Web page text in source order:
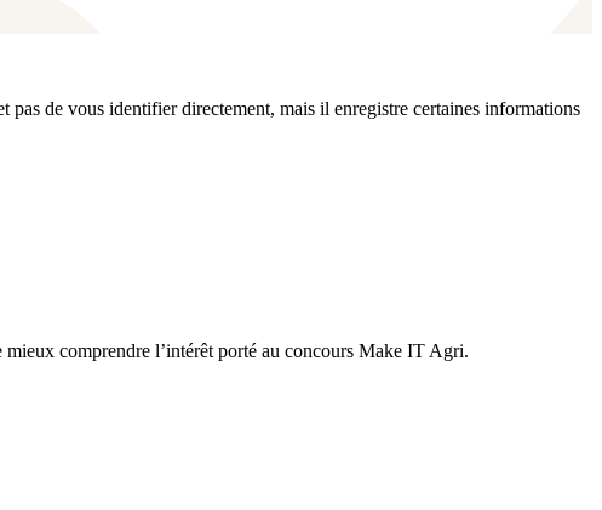
de vous identifier directement, mais il enregistre certaines informations
comprendre l’intérêt porté au concours Make IT Agri.